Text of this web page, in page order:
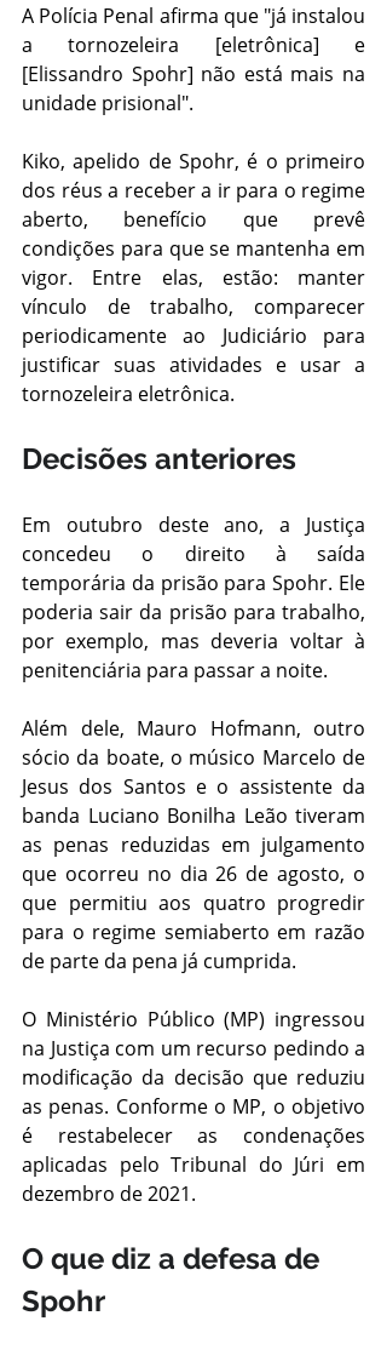
A Polícia Penal afirma que "já instalou
a tornozeleira [eletrônica] e
[Elissandro Spohr] não está mais na
unidade prisional".
Kiko, apelido de Spohr, é o primeiro
dos réus a receber a ir para o regime
aberto, benefício que prevê
condições para que se mantenha em
vigor. Entre elas, estão: manter
vínculo de trabalho, comparecer
periodicamente ao Judiciário para
justificar suas atividades e usar a
tornozeleira eletrônica.
Decisões anteriores
Em outubro deste ano, a Justiça
concedeu o direito à saída
temporária da prisão para Spohr. Ele
poderia sair da prisão para trabalho,
por exemplo, mas deveria voltar à
penitenciária para passar a noite.
Além dele, Mauro Hofmann, outro
sócio da boate, o músico Marcelo de
Jesus dos Santos e o assistente da
banda Luciano Bonilha Leão tiveram
as penas reduzidas em julgamento
que ocorreu no dia 26 de agosto, o
que permitiu aos quatro progredir
para o regime semiaberto em razão
de parte da pena já cumprida.
O Ministério Público (MP) ingressou
na Justiça com um recurso pedindo a
modificação da decisão que reduziu
as penas. Conforme o MP, o objetivo
é restabelecer as condenações
aplicadas pelo Tribunal do Júri em
dezembro de 2021.
O que diz a defesa de
Spohr